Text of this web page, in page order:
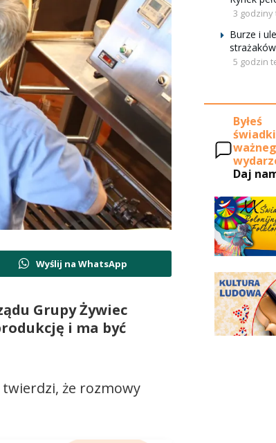
Wyślij na WhatsApp
Grupy Żywiec
i ma być
twierdzi, że rozmowy
3 godziny
Burze i
strażaków
5 godzin
Byłeś
Daj